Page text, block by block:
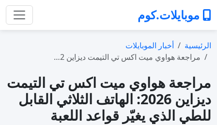
موبايلات.كوم
الرئيسية
أخبار الموبايلات
مراجعة هواوي ميت اكس تي التيمت ديزاين 2…
مراجعة هواوي ميت اكس تي التيمت
ديزاين 2026: الهاتف الثلاثي القابل
للطي الذي يغيّر قواعد اللعبة